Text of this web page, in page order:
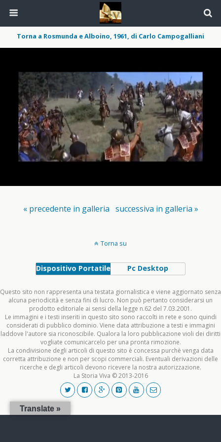
Torna a Rosmunda e Alboino, 1961, di Carlo Campogalliani
« precedente in galleria successiva in galleria »
Torna su
Dispositivo Portatile Pc Desktop
Questo sito non rappresenta una testata giornalistica e viene aggiornato senza
alcuna periodicità e senza fini di lucro. Non può pertanto considerarsi un
prodotto editoriale ai sensi della legge n.62 del 7.03.2001.
Le immagini e i testi inseriti in questo sito sono raccolti in rete e sono quindi
considerati di pubblico dominio. Viene data attribuzione a testi e immagini
laddove l'autore sia riconoscibile. Qualora la loro pubblicazione violi dei diritti
vogliate comunicarcelo per una pronta rimozione.
La condivisione degli articoli di questo sito è concessa purchè venga data
corretta attribuzione e non per scopi commerciali. Eventuali derivazioni delle
ricerche e degli articoli devono ricevere la nostra autorizzazione.
La Storia Viva © 2013-2016
Translate »